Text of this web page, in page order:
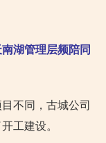
湖管理层频陪同
不同，古城公司
工建设。